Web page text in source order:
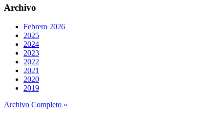
Archivo
Febrero 2026
2025
2024
2023
2022
2021
2020
2019
Archivo Completo »